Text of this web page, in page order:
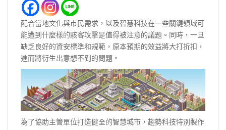
配合當地文化與市民需求，以及智慧科技在一些關鍵領域可
能遭到什麼樣的駭客攻擊是值得被注意的議題。同時，一旦
缺乏良好的資安標準和規範，原本預期的效益將大打折扣，
進而將衍生出意想不到的問題。
為了協助主管單位打造健全的智慧城市，趨勢科技特別製作